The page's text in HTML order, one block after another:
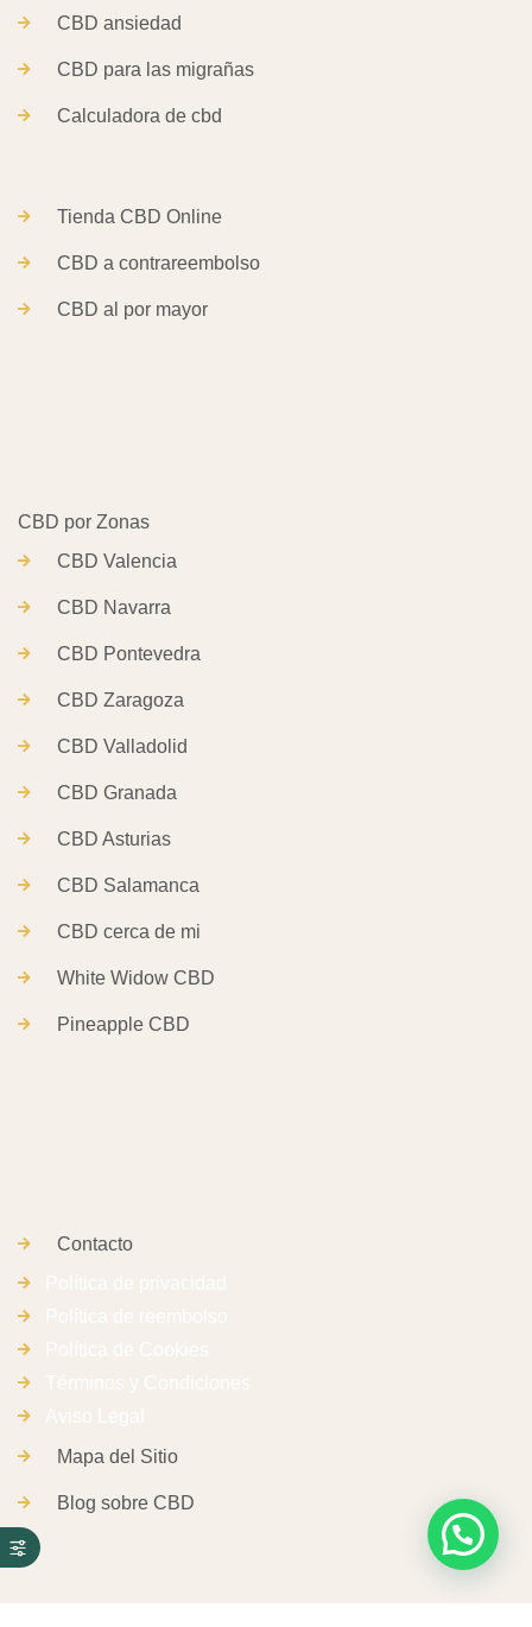
CBD ansiedad
CBD para las migrañas
Calculadora de cbd
Tienda CBD Online
CBD a contrareembolso
CBD al por mayor
CBD Valencia
CBD Navarra
CBD Pontevedra
CBD Zaragoza
CBD Valladolid
CBD Granada
CBD Asturias
CBD Salamanca
CBD cerca de mi
White Widow CBD
Pineapple CBD
Contacto
Mapa del Sitio
Blog sobre CBD